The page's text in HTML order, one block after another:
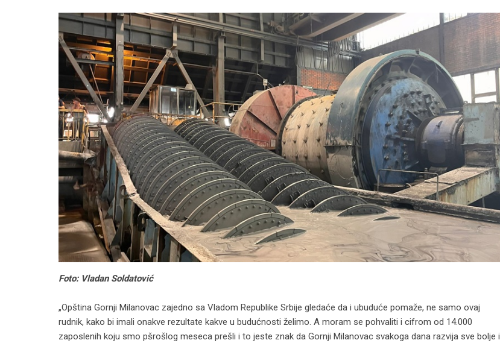
Foto: Vladan Soldatović
„Opština Gornji Milanovac zajedno sa Vladom Republike Srbije gledaće da i ubuduće pomaže, ne samo ovaj
rudnik, kako bi imali onakve rezultate kakve u budućnosti želimo. A moram se pohvaliti i cifrom od 14.000
zaposlenih koju smo pšrošlog meseca prešli i to jeste znak da Gornji Milanovac svakoga dana razvija sve bolje i